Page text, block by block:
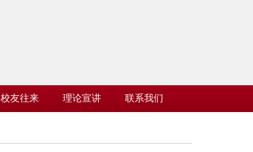
校友往来 理论宣讲 联系我们